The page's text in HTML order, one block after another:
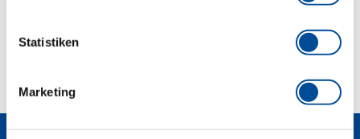
Statistiken
Marketing
Technische Eigenschaften